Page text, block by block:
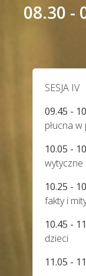
08.30 -
SESJA IV
09.45 -
płucna
10.05 -
10.25 -
fakty i
10.45 -
dzieci
11.05 -